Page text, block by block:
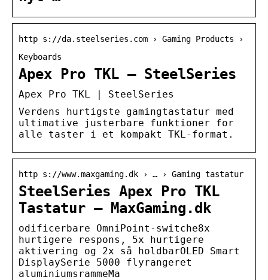
http s://da.steelseries.com › Gaming Products ›
Keyboards
Apex Pro TKL – SteelSeries
Apex Pro TKL | SteelSeries
Verdens hurtigste gamingtastatur med
ultimative justerbare funktioner for
alle taster i et kompakt TKL-format.
http s://www.maxgaming.dk › … › Gaming tastatur
SteelSeries Apex Pro TKL
Tastatur – MaxGaming.dk
odificerbare OmniPoint-switche8x
hurtigere respons, 5x hurtigere
aktivering og 2x så holdbarOLED Smart
DisplaySerie 5000 flyrangeret
aluminiumsrammeMa